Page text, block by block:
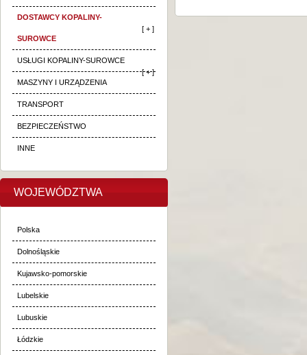
DOSTAWCY KOPALINY-
SUROWCE
[ + ]
USŁUGI KOPALINY-SUROWCE
[ + ]
MASZYNY I URZĄDZENIA
TRANSPORT
BEZPIECZEŃSTWO
INNE
WOJEWÓDZTWA
Polska
Dolnośląskie
Kujawsko-pomorskie
Lubelskie
Lubuskie
Łódzkie